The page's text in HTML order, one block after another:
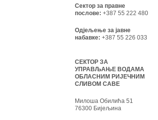
Сектор за правне
послове: +387 55 222 480
Одјељење за јавне
набавке: +387 55 226 033
СЕКТОР ЗА
УПРАВЉАЊЕ ВОДАМА
ОБЛАСНИМ РИЈЕЧНИМ
СЛИВОМ САВЕ
Милоша Обилића 51
76300 Бијељина